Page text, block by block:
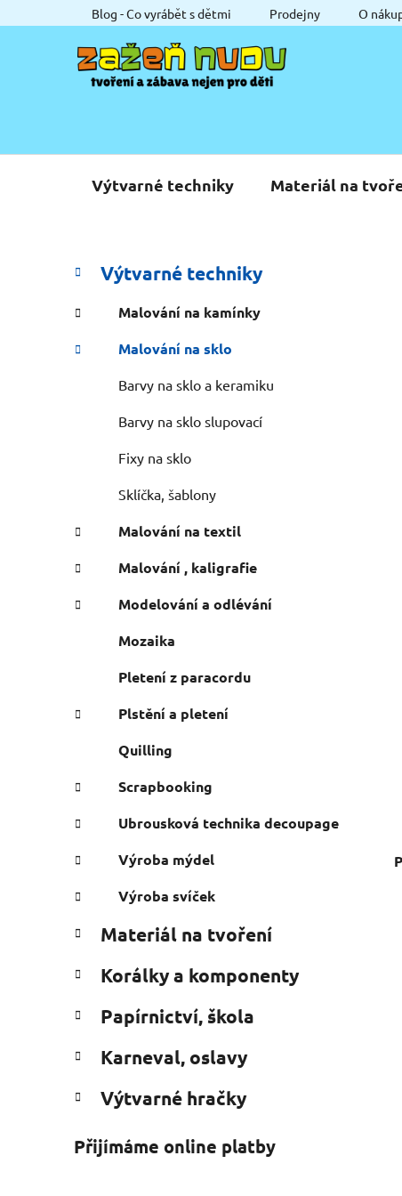
na
Blog - Co vyrábět s dětmi Prodejny O
Výtvarné techniky Materiál na
P
o
s
r
e
l
Přeskočit
kategorie
K
a
e
g
o
Výtvarné techniky
Malování na kamínky
Malování na sklo
Barvy na sklo a keramiku
Barvy na sklo slupovací
Fixy na sklo
Sklíčka, šablony
Malování na textil
Malování , kaligrafie
Modelování a odlévání
Mozaika
Pletení z paracordu
Plstění a pletení
Quilling
Scrapbooking
Ubrousková technika decoupage
Výroba mýdel
Výroba svíček
Materiál na tvoření
Korálky a komponenty
Papírnictví, škola
Karneval, oslavy
Výtvarné hračky
Přijímáme online platby